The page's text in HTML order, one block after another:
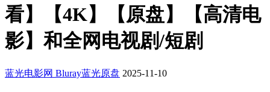
看】【4K】【原盘】【高清电
影】和全网电视剧/短剧
蓝光电影网 Bluray蓝光原盘 2025-11-10